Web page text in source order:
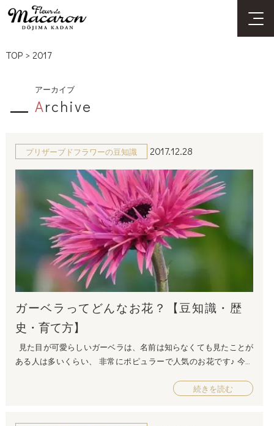
TOP>2017
アーカイブ
Archive
プリザーブドフラワーの豆知識 2017.12.28
ガーベラってどんなお花？【豆知識・歴
史・育て方】
ある人は多いくらい、 非常にポピュラーで人気のお花です♪ 今回
史 ガーベラは、バラや菊の次に種類がたくさんあります 一口にピ
続きを読む